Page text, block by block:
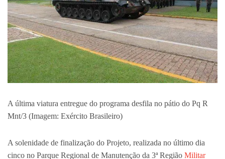
A última viatura entregue do programa desfila no pátio do Pq R
Mnt/3 (Imagem: Exército Brasileiro)
A solenidade de finalização do Projeto, realizada no último dia
cinco no Parque Regional de Manutenção da 3ª Região Militar